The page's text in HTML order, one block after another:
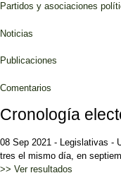
Partidos y asociaciones
Noticias
Publicaciones
Comentarios
Cronología
08 Sep 2021 - Legislativas -
tres el mismo día, en
>> Ver resultados